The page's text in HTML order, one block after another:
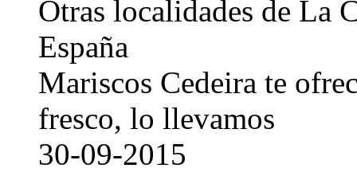
Otras localidades de La
España
Mariscos Cedeira te
fresco, lo llevamos
30-09-2015